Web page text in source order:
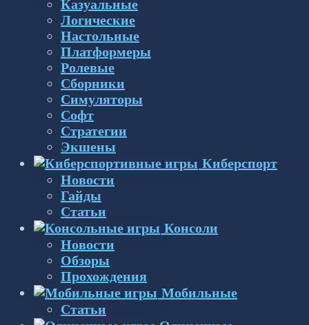
Казуальные
Логические
Настольные
Платформеры
Ролевые
Сборники
Симуляторы
Софт
Стратегии
Экшены
Киберспорт
Новости
Гайды
Статьи
Консоли
Новости
Обзоры
Прохождения
Мобильные
Статьи